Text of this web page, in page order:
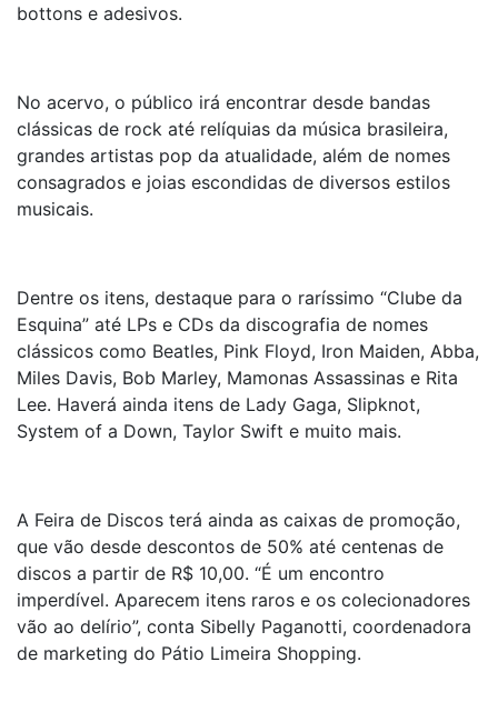
bottons e adesivos.
No acervo, o público irá encontrar desde bandas
clássicas de rock até relíquias da música brasileira,
grandes artistas pop da atualidade, além de nomes
consagrados e joias escondidas de diversos estilos
musicais.
Dentre os itens, destaque para o raríssimo “Clube da
Esquina” até LPs e CDs da discografia de nomes
clássicos como Beatles, Pink Floyd, Iron Maiden, Abba,
Miles Davis, Bob Marley, Mamonas Assassinas e Rita
Lee. Haverá ainda itens de Lady Gaga, Slipknot,
System of a Down, Taylor Swift e muito mais.
A Feira de Discos terá ainda as caixas de promoção,
que vão desde descontos de 50% até centenas de
discos a partir de R$ 10,00. “É um encontro
imperdível. Aparecem itens raros e os colecionadores
vão ao delírio”, conta Sibelly Paganotti, coordenadora
de marketing do Pátio Limeira Shopping.